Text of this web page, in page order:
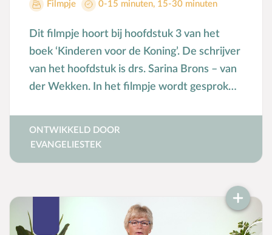
Filmpje 0-15 minuten, 15-30 minuten
Dit filmpje hoort bij hoofdstuk 3 van het
boek ‘Kinderen voor de Koning’. De schrijver
van het hoofdstuk is drs. Sarina Brons – van
der Wekken. In het filmpje wordt gesproken
ONTWIKKELD DOOR
EVANGELIESTEK